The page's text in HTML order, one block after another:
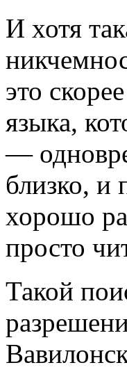
И хотя
это
языка,
—
близко, и
хорошо
просто
Такой